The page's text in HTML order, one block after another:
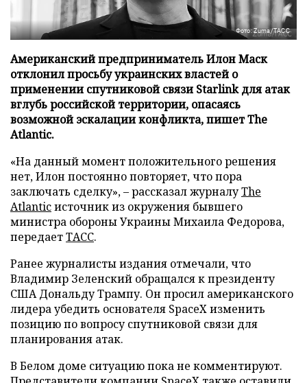
Фото: Zuma/ТАСС
Американский предприниматель Илон Маск
отклонил просьбу украинских властей о
применении спутниковой связи Starlink для атак
вглубь российской территории, опасаясь
возможной эскалации конфликта, пишет The
Atlantic.
«На данный момент положительного решения
нет, Илон постоянно повторяет, что пора
заключать сделку», – рассказал журналуThe
Atlanticисточник из окружения бывшего
министра обороны Украины Михаила Федорова,
передаетТАСС.
Ранее журналисты издания отмечали, что
Владимир Зеленский обращался к президенту
США Дональду Трампу. Он просил американского
лидера убедить основателя SpaceX изменить
позицию по вопросу спутниковой связи для
планирования атак.
В Белом доме ситуацию пока не комментируют.